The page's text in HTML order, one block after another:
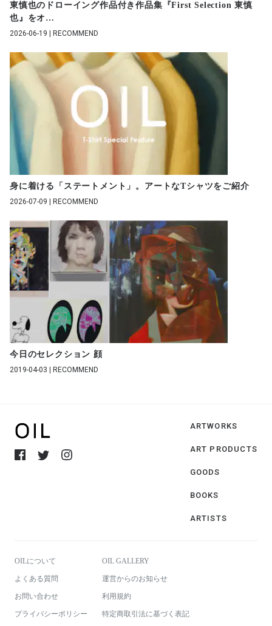
東慎也のドローイング作品付き作品集『First Selection 東慎
也』をオ …
2026-06-19 | RECOMMEND
身に着ける「ステートメント」。アートなTシャツをご紹介
2026-07-09 | RECOMMEND
今日のセレクション 顔
2019-04-03 | RECOMMEND
ARTWORKS
ART PRODUCTS
GOODS
BOOKS
ARTISTS
OILについて OIL GALLERY
よくある質問 運営からのお知らせ
お問い合わせ 利用規約
プライバシーポリシー 特定商取引法に基づく表記